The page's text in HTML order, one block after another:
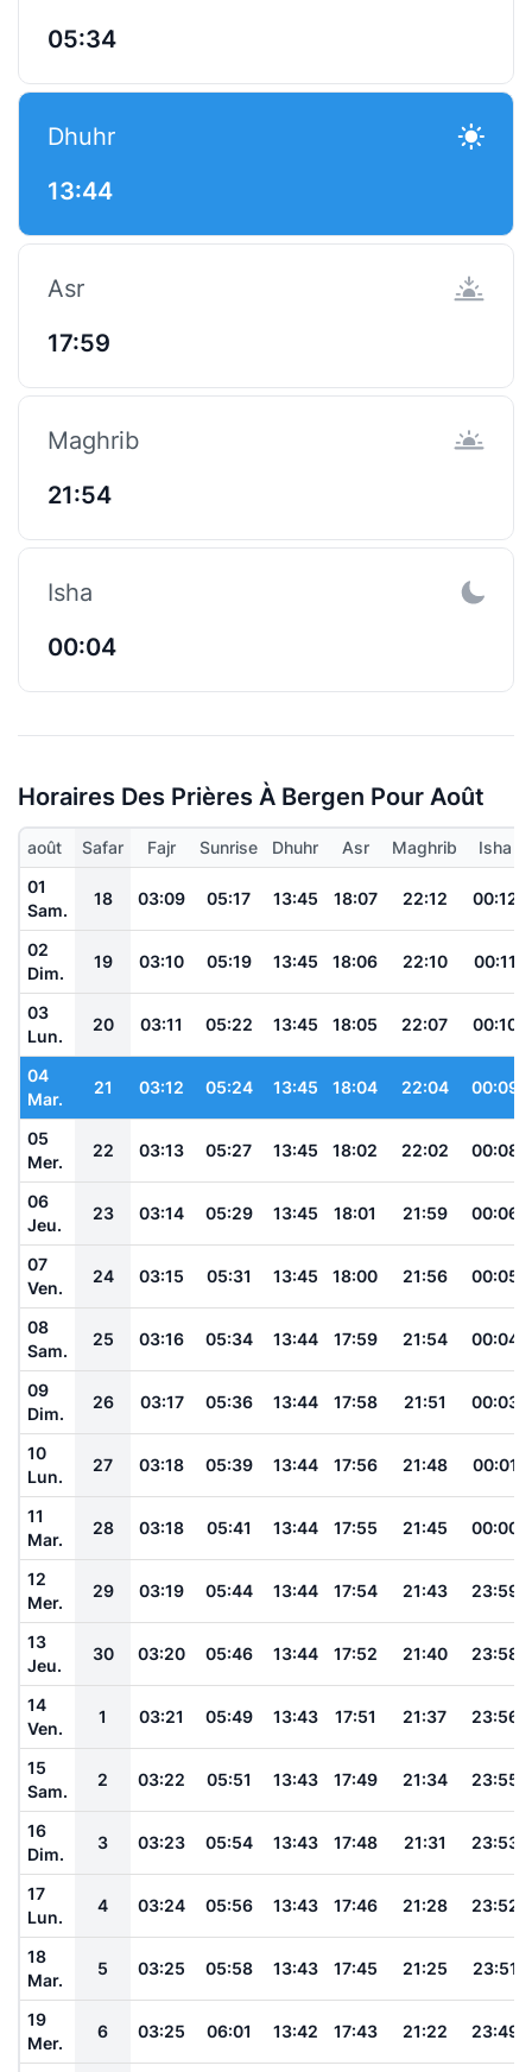
05:34
Dhuhr
13:44
Asr
17:59
Maghrib
21:54
Isha
00:04
Horaires Des Prières À Bergen Pour Août
août Safar Fajr Sunrise Dhuhr Asr Maghrib
Isha
01
Sam.
18 03:09 05:17 13:45 18:07 22:12 00:12
02
Dim.
19 03:10 05:19 13:45 18:06 22:10 00:11
03
Lun.
20 03:11 05:22 13:45 18:05 22:07 00:10
04
Mar.
21 03:12 05:24 13:45 18:04 22:04 00:09
05
Mer.
22 03:13 05:27 13:45 18:02 22:02 00:08
06
Jeu.
23 03:14 05:29 13:45 18:01 21:59 00:06
07
Ven.
24 03:15 05:31 13:45 18:00 21:56 00:05
08
Sam.
25 03:16 05:34 13:44 17:59 21:54 00:04
09
Dim.
26 03:17 05:36 13:44 17:58 21:51 00:03
10
Lun.
27 03:18 05:39 13:44 17:56 21:48 00:01
11
Mar.
28 03:18 05:41 13:44 17:55 21:45 00:00
12
Mer.
29 03:19 05:44 13:44 17:54 21:43 23:59
13
Jeu.
30 03:20 05:46 13:44 17:52 21:40 23:58
14
Ven.
1 03:21 05:49 13:43 17:51 21:37 23:56
15
Sam.
2 03:22 05:51 13:43 17:49 21:34 23:55
16
Dim.
3 03:23 05:54 13:43 17:48 21:31 23:53
17
Lun.
4 03:24 05:56 13:43 17:46 21:28 23:52
18
Mar.
5 03:25 05:58 13:43 17:45 21:25 23:51
19
Mer.
6 03:25 06:01 13:42 17:43 21:22 23:49